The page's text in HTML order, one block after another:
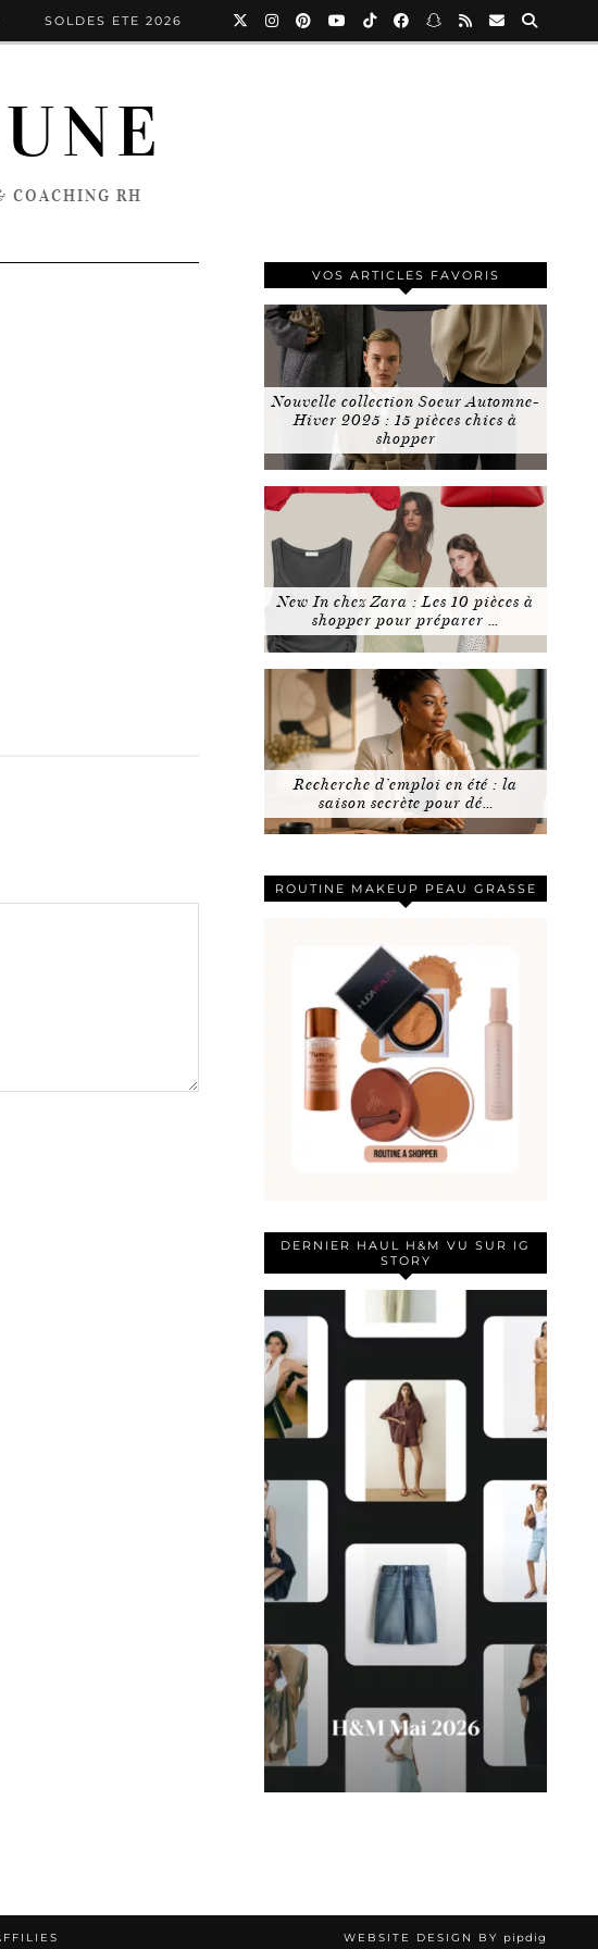
COACHING RH
SOLDES ETE 2026
VOS ARTICLES FAVORIS
Nouvelle collection Soeur Automne-
Hiver 2025 : 15 pièces chics à
shopper
New In chez Zara : Les 10 pièces à
shopper pour préparer …
Recherche d’emploi en été : la
saison secrète pour dé…
ROUTINE MAKEUP PEAU GRASSE
DERNIER HAUL H&M VU SUR IG
STORY
WEBSITE DESIGN BY pipdig